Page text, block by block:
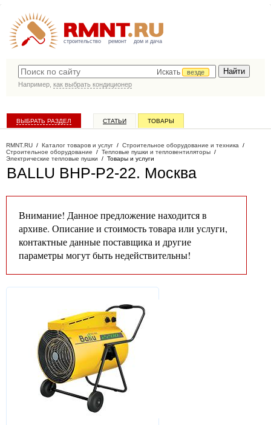
строительство ремонт дом и дача
Искать
везде
Например, как выбрать кондиционер
ВЫБРАТЬ РАЗДЕЛ СТАТЬИ ТОВАРЫ
RMNT.RU / Каталог товаров и услуг / Строительное оборудование и техника /
Строительное оборудование / Тепловые пушки и тепловентиляторы /
Электрические тепловые пушки / Товары и услуги
BALLU BHP-P2-22. Москва
Внимание! Данное предложение находится в
архиве. Описание и стоимость товара или услуги,
контактные данные поставщика и другие
параметры могут быть недействительны!